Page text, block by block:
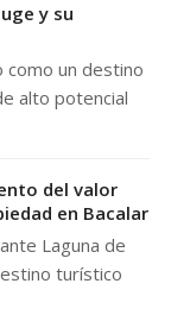
y su
como un destino
alto potencial
del valor
en Bacalar
Laguna de
turístico